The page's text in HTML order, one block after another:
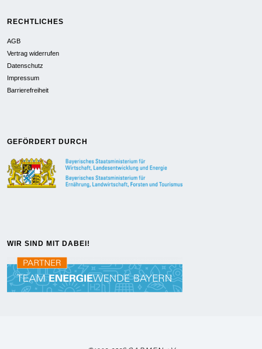
RECHTLICHES
AGB
Vertrag widerrufen
Datenschutz
Impressum
Barrierefreiheit
GEFÖRDERT DURCH
WIR SIND MIT DABEI!